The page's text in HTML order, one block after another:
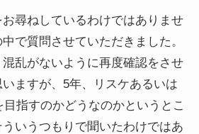
尋ねしているわけではありませ
で質問させていただきました。
乱がないように再度確認をさせ
ますが、5年、リスケあるいは
指すのかどうなのかというとこ
いうつもりで聞いたわけではあ